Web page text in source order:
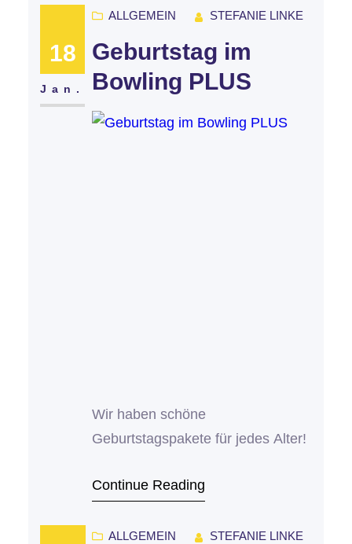
18
Jan.
ALLGEMEIN STEFANIE LINKE
Geburtstag im
Bowling PLUS
Wir haben schöne
Geburtstagspakete für jedes Alter!
Continue Reading
ALLGEMEIN STEFANIE LINKE